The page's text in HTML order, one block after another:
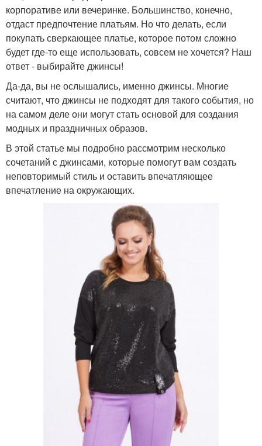
корпоративе или вечеринке. Большинство, конечно,
отдаст предпочтение платьям. Но что делать, если
покупать сверкающее платье, которое потом сложно
будет где-то еще использовать, совсем не хочется? Наш
ответ - выбирайте джинсы!
Да-да, вы не ослышались, именно джинсы. Многие
считают, что джинсы не подходят для такого события, но
на самом деле они могут стать основой для создания
модных и праздничных образов.
В этой статье мы подробно рассмотрим несколько
сочетаний с джинсами, которые помогут вам создать
неповторимый стиль и оставить впечатляющее
впечатление на окружающих.